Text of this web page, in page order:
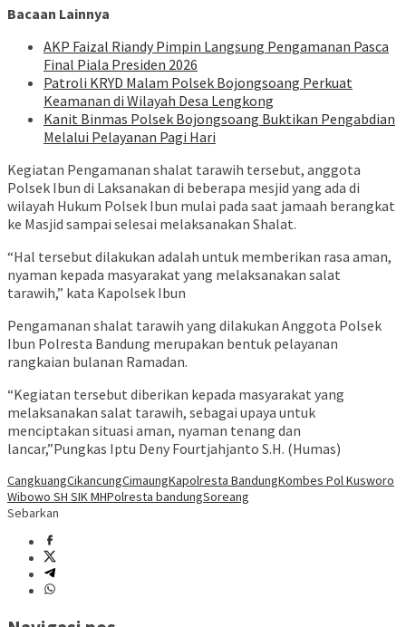
Bacaan Lainnya
AKP Faizal Riandy Pimpin Langsung Pengamanan Pasca
Final Piala Presiden 2026
Patroli KRYD Malam Polsek Bojongsoang Perkuat
Keamanan di Wilayah Desa Lengkong
Kanit Binmas Polsek Bojongsoang Buktikan Pengabdian
Melalui Pelayanan Pagi Hari
Kegiatan Pengamanan shalat tarawih tersebut, anggota
Polsek Ibun di Laksanakan di beberapa mesjid yang ada di
wilayah Hukum Polsek Ibun mulai pada saat jamaah berangkat
ke Masjid sampai selesai melaksanakan Shalat.
“Hal tersebut dilakukan adalah untuk memberikan rasa aman,
nyaman kepada masyarakat yang melaksanakan salat
tarawih,” kata Kapolsek Ibun
Pengamanan shalat tarawih yang dilakukan Anggota Polsek
Ibun Polresta Bandung merupakan bentuk pelayanan
rangkaian bulanan Ramadan.
“Kegiatan tersebut diberikan kepada masyarakat yang
melaksanakan salat tarawih, sebagai upaya untuk
menciptakan situasi aman, nyaman tenang dan
lancar,”Pungkas Iptu Deny Fourtjahjanto S.H. (Humas)
CangkuangCikancungCimaungKapolresta BandungKombes Pol Kusworo
Wibowo SH SIK MHPolresta bandungSoreang
Sebarkan